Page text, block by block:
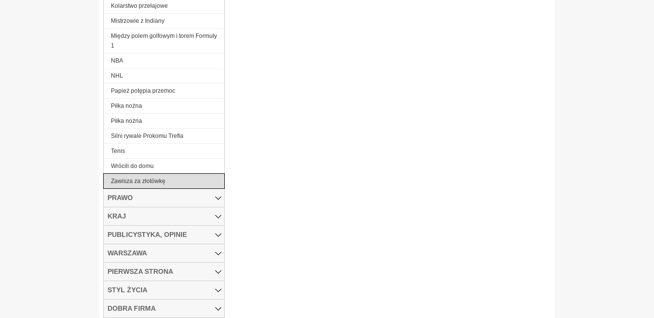
Kolarstwo przełajowe
Mistrzowie z Indiany
Między polem golfowym i torem Formuły
1
NBA
NHL
Papież potępia przemoc
Piłka nożna
Piłka nożna
Silni rywale Prokomu Trefla
Tenis
Wrócili do domu
Zawisza za złotówkę
PRAWO
KRAJ
PUBLICYSTYKA, OPINIE
WARSZAWA
PIERWSZA STRONA
STYL ŻYCIA
DOBRA FIRMA